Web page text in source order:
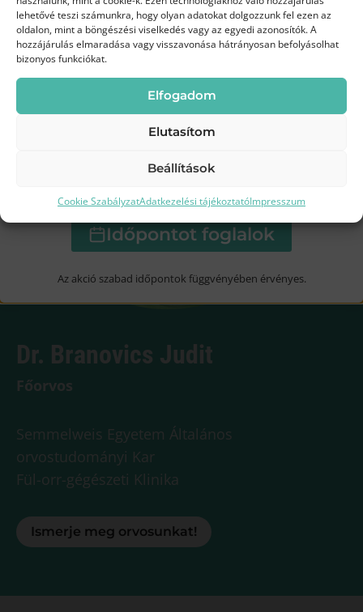
lehetővé teszi számunkra, hogy olyan adatokat dolgozzunk fel ezen az
oldalon, mint a böngészési viselkedés vagy az egyedi azonosítók. A
hozzájárulás elmaradása vagy visszavonása hátrányosan befolyásolhat
bizonyos funkciókat.
Elfogadom
Elutasítom
Beállítások
Cookie SzabályzatAdatkezelési tájékoztatóImpresszum
Dr. Branovics Judit
Főorvos
Semmelweis Egyetem Általános
orvostudományi Kar
Fül-orr-gégészeti Klinika
Ismerje meg orvosunkat!
Most 35 000 Ft
45 000 Fthelyett
tisztítás
technológia
Időpontot foglalok
Az akció szabad időpontok függvényében érvényes.